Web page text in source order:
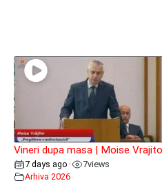
Vineri dupa masa | Moise
7 days ago • 7views
Arhiva 2026